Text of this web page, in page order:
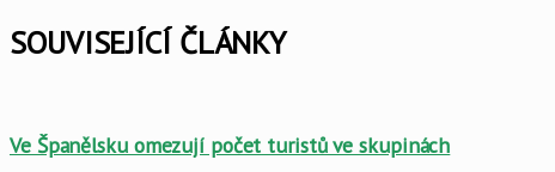
mailem
SOUVISEJÍCÍ ČLÁNKY
Ve Španělsku omezují počet turistů ve skupinách